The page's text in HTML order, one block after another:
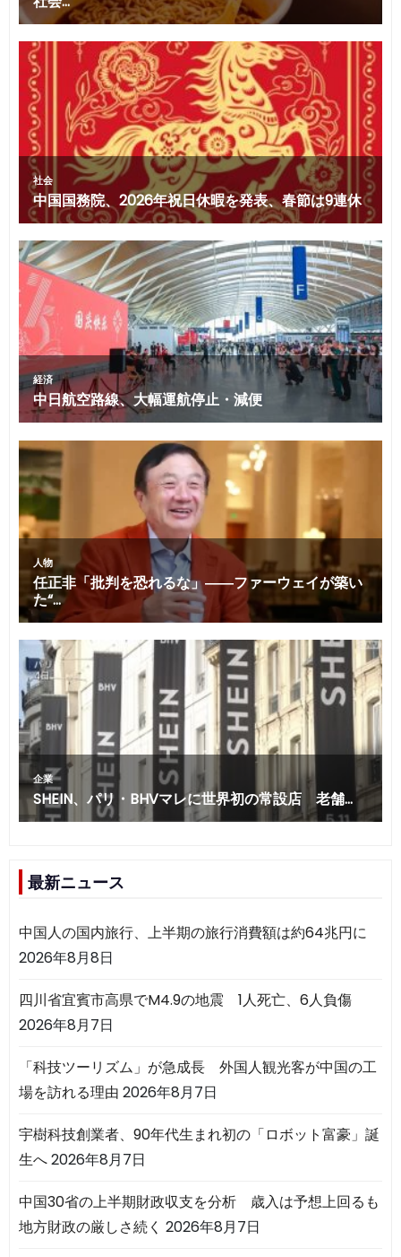
最新ニュース
中国人の国内旅行、上半期の旅行消費額は約64兆円に
2026年8月8日
四川省宜賓市高県でM4.9の地震 1人死亡、6人負傷
2026年8月7日
「科技ツーリズム」が急成長 外国人観光客が中国の工
場を訪れる理由 2026年8月7日
宇樹科技創業者、90年代生まれ初の「ロボット富豪」誕
生へ2026年8月7日
中国30省の上半期財政収支を分析 歳入は予想上回るも
地方財政の厳しさ続く 2026年8月7日